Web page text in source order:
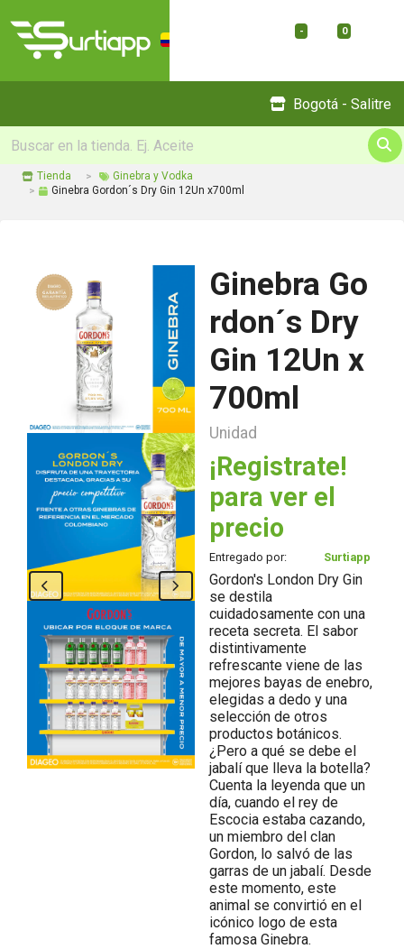
- 0
Bogotá - Salitre
Tienda
Ginebra y Vodka
Ginebra Gordon´s Dry Gin 12Un x700ml
Ginebra Go
rdon´s Dry
Gin 12Un x
700ml
Unidad
¡Registrate!
para ver el
precio
Entregado por: Surtiapp
Gordon's London Dry Gin
se destila
cuidadosamente con una
receta secreta. El sabor
distintivamente
refrescante viene de las
mejores bayas de enebro,
elegidas a dedo y una
selección de otros
productos botánicos.
¿Pero a qué se debe el
jabalí que lleva la botella?
Cuenta la leyenda que un
día, cuando el rey de
Escocia estaba cazando,
un miembro del clan
Gordon, lo salvó de las
garras de un jabalí. Desde
este momento, este
animal se convirtió en el
icónico logo de esta
famosa Ginebra.